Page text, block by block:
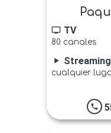
tv TV
80 canales
play_arrow Streaming
cualquier
phone